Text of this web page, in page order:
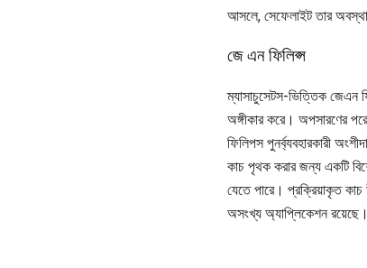
আসলে, সেফেলাইট তার
জে এন ফিলিপ্স
ম্যাসাচুসেটস-ভিত্তিক জেএন
অঙ্গীকার করে। অপসারণের
ফিলিপস পুনর্ব্যবহারকারী
কাচ পৃথক করার জন্য একটি
যেতে পারে। প্রক্রিয়াকৃত
অসংখ্য অ্যাপ্লিকেশন রয়েছে।